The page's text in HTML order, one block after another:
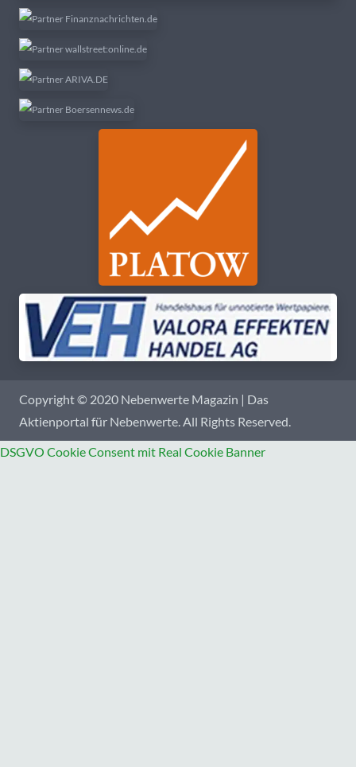
Copyright © 2020 Nebenwerte Magazin | Das
Aktienportal für Nebenwerte. All Rights Reserved.
DSGVO Cookie Consent mit Real Cookie Banner